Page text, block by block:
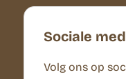
Sociale
Volg ons op